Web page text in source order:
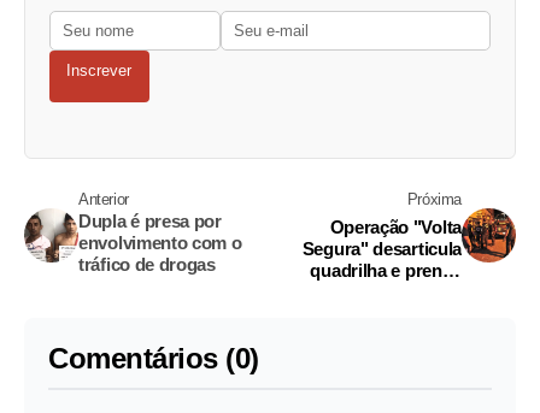
Inscrever
Anterior
Dupla é presa por
envolvimento com o
tráfico de drogas
Próxima
Operação "Volta
Segura" desarticula
quadrilha e prende
Comentários (0)